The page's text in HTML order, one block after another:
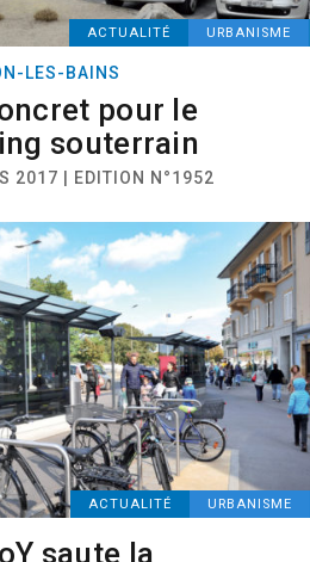
ACTUALITÉ URBANISME
LES-BAINS
pour le
souterrain
2017 | EDITION N°1952
ACTUALITÉ URBANISME
saute la